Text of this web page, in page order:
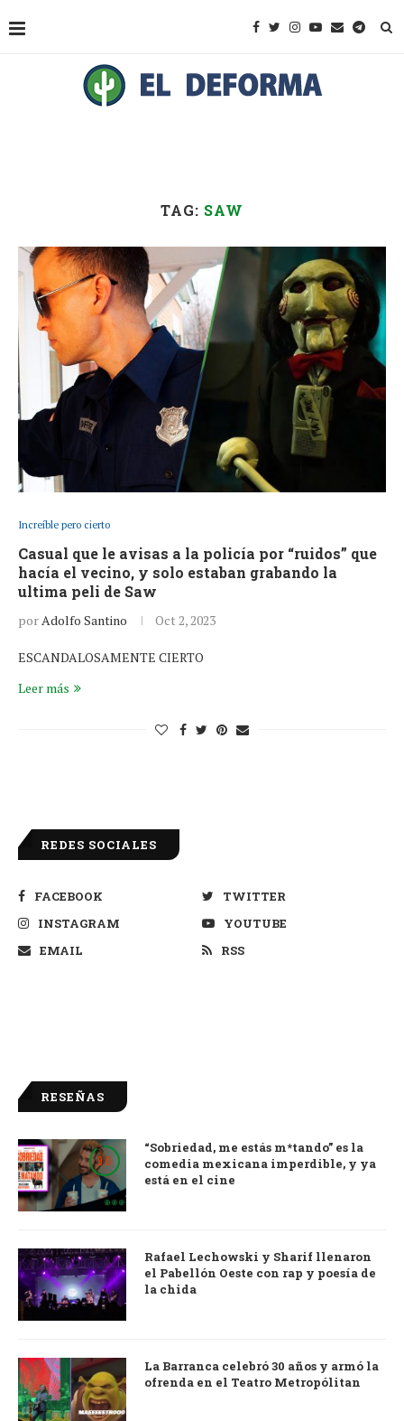
TAG: SAW
Increíble pero cierto
Casual que le avisas a la policía por “ruidos” que
hacía el vecino, y solo estaban grabando la
ultima peli de Saw
porAdolfo Santino Oct 2, 2023
ESCANDALOSAMENTE CIERTO
Leer más
REDES SOCIALES
FACEBOOK
TWITTER
INSTAGRAM
YOUTUBE
EMAIL
RSS
RESEÑAS
9.0
“Sobriedad, me estás m*tando” es la
comedia mexicana imperdible, y ya
está en el cine
Rafael Lechowski y Sharif llenaron
el Pabellón Oeste con rap y poesía de
la chida
La Barranca celebró 30 años y armó la
ofrenda en el Teatro Metropólitan